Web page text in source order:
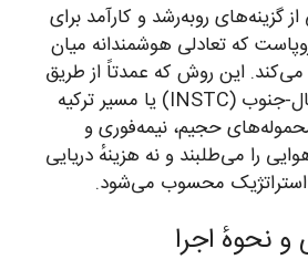
گزینه‌های روبه‌رشد و کارآمد برای
که تعادلی هوشمندانه میان
این روش که عمدتاً از طریق
کریدور بین‌المللی شمال-جنوب (INSTC) یا مسیر ترکیه
حجیم، نیمه‌فوری و
را می‌طلبند و نه هزینهٔ دریایی
استراتژیک محسوب می‌شود.
نحوهٔ اجرا